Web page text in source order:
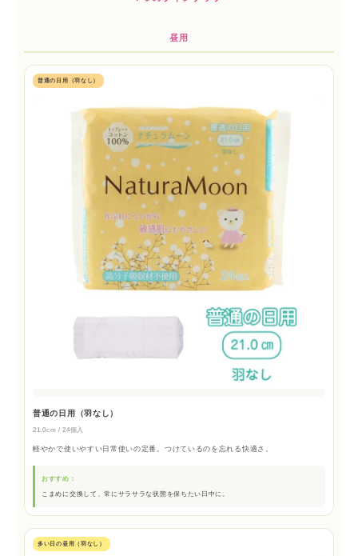
昼用
普通の日用（羽なし）
普通の日用（羽なし）
21.0cm / 24個入
軽やかで使いやすい日常使いの定番。つけているのを忘れる快適さ。
おすすめ：
こまめに交換して、常にサラサラな状態を保ちたい日中に。
多い日の昼用（羽なし）